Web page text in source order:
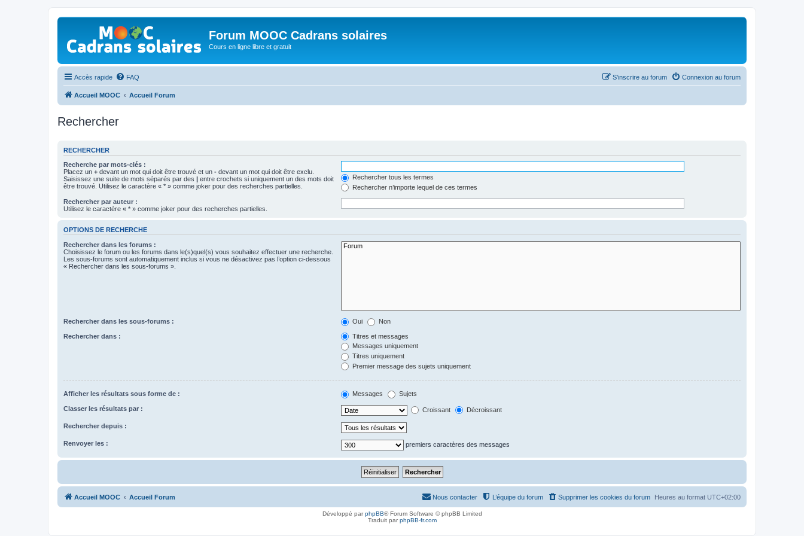
Forum MOOC Cadrans solaires
Cours en ligne libre et gratuit
Accès rapide FAQ Connexion au forum
S’inscrire au forum
Accueil MOOC Accueil Forum
Rechercher
RECHERCHER
Recherche par mots-clés :
Placez un + devant un mot qui doit être trouvé et un - devant un mot qui doit être exclu.
Saisissez une suite de mots séparés par des | entre crochets si uniquement un des mots doit
être trouvé. Utilisez le caractère « * » comme joker pour des recherches partielles.
Rechercher tous les termes
Rechercher n’importe lequel de ces termes
Rechercher par auteur :
Utilisez le caractère « * » comme joker pour des recherches partielles.
OPTIONS DE RECHERCHE
Rechercher dans les forums :
Choisissez le forum ou les forums dans le(s)quel(s) vous souhaitez effectuer une recherche.
Les sous-forums sont automatiquement inclus si vous ne désactivez pas l’option ci-dessous
« Rechercher dans les sous-forums ».
Rechercher dans les sous-forums : Oui Non
Rechercher dans :
Titres et messages
Messages uniquement
Titres uniquement
Premier message des sujets uniquement
Afficher les résultats sous forme de : Messages Sujets
Classer les résultats par : Croissant Décroissant
Rechercher depuis :
Renvoyer les : premiers caractères des messages
Accueil MOOC Accueil Forum Heures au format UTC+02:00
Supprimer les cookies du forum
L’équipe du forum
Nous contacter
Développé parphpBB® Forum Software © phpBB Limited
Traduit parphpBB-fr.com